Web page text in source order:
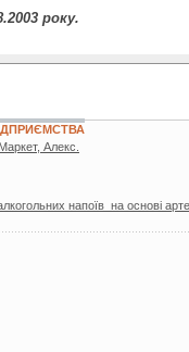
року.
Алекс.
напоїв на основі